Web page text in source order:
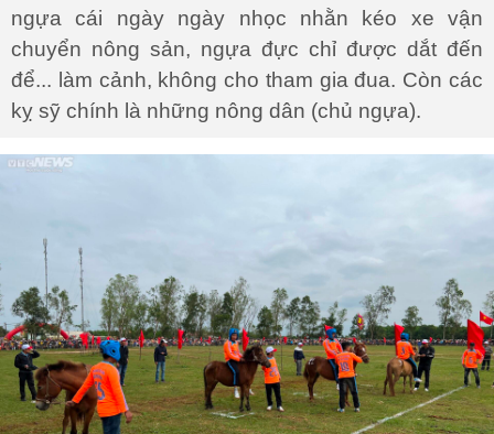
ngựa cái ngày ngày nhọc nhằn kéo xe vận
chuyển nông sản, ngựa đực chỉ được dắt đến
để... làm cảnh, không cho tham gia đua. Còn các
kỵ sỹ chính là những nông dân (chủ ngựa).